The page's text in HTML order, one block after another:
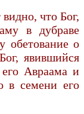
что Бог,
в дубраве
обетование о
явившийся
Авраама и
в семени его